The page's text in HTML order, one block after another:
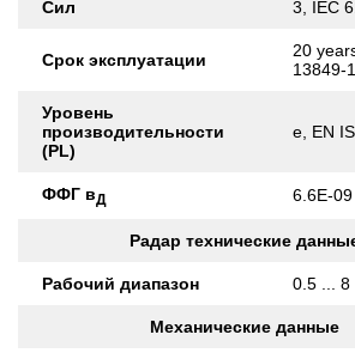
Сил 3, IEC
Срок эксплуатации
20
13849-1
Уровень
производительности
(PL)
e, EN
ФФГ вД 6.6E-
Радар технические
Рабочий диапазон 0.5 ... 8
Механические данные